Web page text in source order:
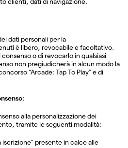
clienti, dati di navigazione.
dati personali per la
è libero, revocabile e facoltativo.
consenso o di revocarlo in qualsiasi
non pregiudicherà in alcun modo la
“Arcade: Tap To Play” e di
alla personalizzazione dei
tramite le seguenti modalità:
iscrizione” presente in calce alle